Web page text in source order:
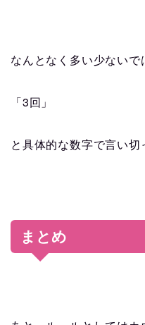
なんとなく多い少ないで
「 3 回」
と具体的な数字で言い切
まとめ